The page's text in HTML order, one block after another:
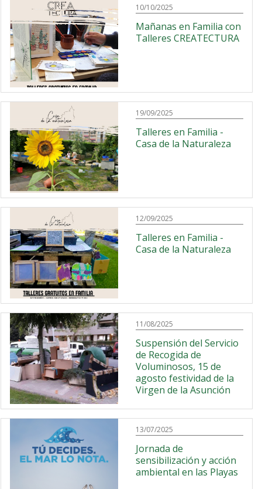
10/10/2025
Mañanas en Familia con
Talleres CREATECTURA
19/09/2025
Talleres en Familia -
Casa de la Naturaleza
12/09/2025
Talleres en Familia -
Casa de la Naturaleza
11/08/2025
Suspensión del Servicio
de Recogida de
Voluminosos, 15 de
agosto festividad de la
Virgen de la Asunción
13/07/2025
Jornada de
sensibilización y acción
ambiental en las Playas